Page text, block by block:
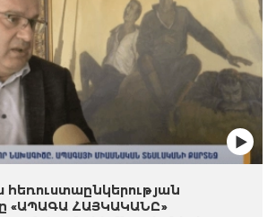
հեռուստաընկերության
«ԱՊԱԳԱ ՀԱՅԿԱԿԱՆԸ»